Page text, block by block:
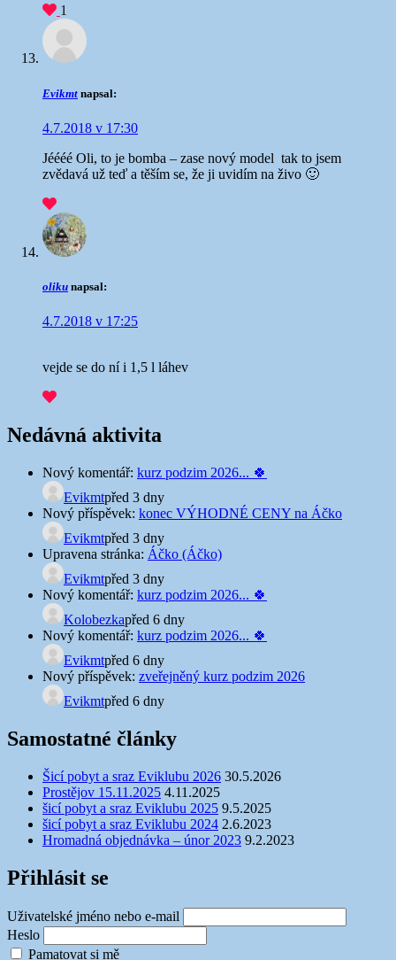
1
Evikmt napsal:
4.7.2018 v 17:30
Jéééé Oli, to je bomba – zase nový model tak to jsem
zvědavá už teď a těším se, že ji uvidím na živo 🙂
oliku napsal:
4.7.2018 v 17:25
vejde se do ní i 1,5 l láhev
Nedávná aktivita
Nový komentář: kurz podzim 2026... 🍀
Evikmtpřed 3 dny
Nový příspěvek: konec VÝHODNÉ CENY na Áčko
Evikmtpřed 3 dny
Upravena stránka: Áčko (Áčko)
Evikmtpřed 3 dny
Nový komentář: kurz podzim 2026... 🍀
Kolobezkapřed 6 dny
Nový komentář: kurz podzim 2026... 🍀
Evikmtpřed 6 dny
Nový příspěvek: zveřejněný kurz podzim 2026
Evikmtpřed 6 dny
Samostatné články
Šicí pobyt a sraz Eviklubu 2026 30.5.2026
Prostějov 15.11.2025 4.11.2025
šicí pobyt a sraz Eviklubu 2025 9.5.2025
šicí pobyt a sraz Eviklubu 2024 2.6.2023
Hromadná objednávka – únor 2023 9.2.2023
Přihlásit se
Uživatelské jméno nebo e-mail
Heslo
Pamatovat si mě